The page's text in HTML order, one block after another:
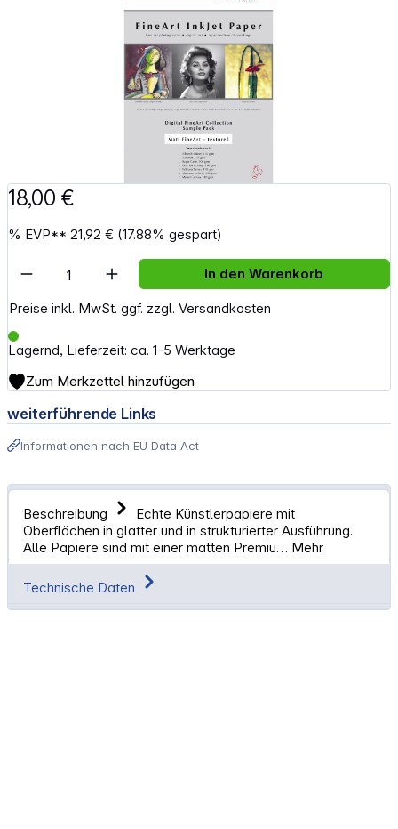
18,00 €
% EVP** 21,92 € (17.88% gespart)
Preise inkl. MwSt. ggf. zzgl. Versandkosten
Lagernd, Lieferzeit: ca. 1-5 Werktage
Artikel Anzahl: Gib den gewünschten
In den Warenkorb
Zum Merkzettel hinzufügen
weiterführende Links
Informationen nach EU Data Act
Beschreibung
Echte Künstlerpapiere mit
Oberflächen in glatter und in strukturierter Ausführung.
Alle Papiere sind mit einer matten Premiu… Mehr
Technische Daten